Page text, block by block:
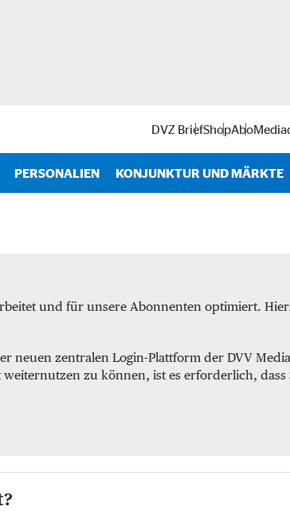
DVZ BriefShopAbo
PERSONALIEN KONJUNKTUR UND MÄRKTE
und für unsere Abonnenten optimiert.
neuen zentralen Login-Plattform der DVV
zu können, ist es erforderlich,